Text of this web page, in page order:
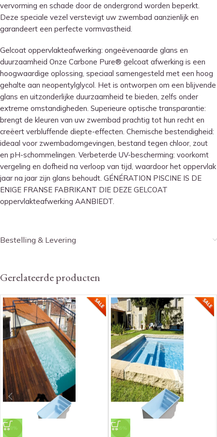
vervorming en schade door de ondergrond worden beperkt.
Deze speciale vezel verstevigt uw zwembad aanzienlijk en
garandeert een perfecte vormvastheid.
Gelcoat oppervlakteafwerking: ongeëvenaarde glans en
duurzaamheid Onze Carbone Pure® gelcoat afwerking is een
hoogwaardige oplossing, speciaal samengesteld met een hoog
gehalte aan neopentylglycol. Het is ontworpen om een ​​blijvende
glans en uitzonderlijke duurzaamheid te bieden, zelfs onder
extreme omstandigheden. Superieure optische transparantie:
brengt de kleuren van uw zwembad prachtig tot hun recht en
creëert verbluffende diepte-effecten. Chemische bestendigheid:
ideaal voor zwembadomgevingen, bestand tegen chloor, zout
en pH-schommelingen. Verbeterde UV-bescherming: voorkomt
vergeling en dofheid na verloop van tijd, waardoor het oppervlak
jaar na jaar zijn glans behoudt. GÉNÉRATION PISCINE IS DE
ENIGE FRANSE FABRIKANT DIE DEZE GELCOAT
oppervlakteafwerking AANBIEDT.
Bestelling & Levering
Gerelateerde producten
-8% -16%